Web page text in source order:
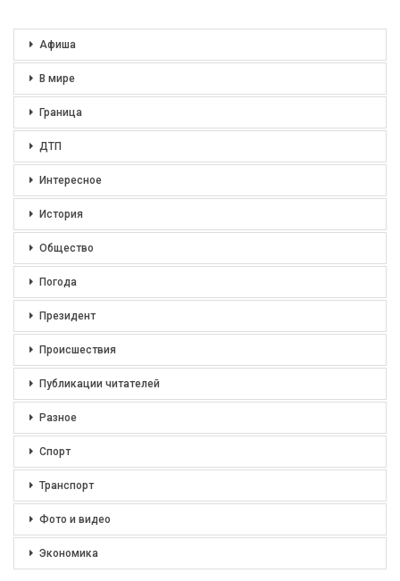
Афиша
В мире
Граница
ДТП
Интересное
История
Общество
Погода
Президент
Происшествия
Публикации читателей
Разное
Спорт
Транспорт
Фото и видео
Экономика